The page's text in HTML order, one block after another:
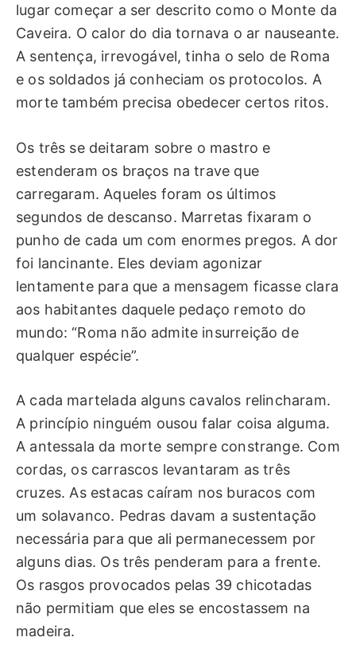
lugar começar a ser descrito como o Monte da
Caveira. O calor do dia tornava o ar nauseante.
A sentença, irrevogável, tinha o selo de Roma
e os soldados já conheciam os protocolos. A
morte também precisa obedecer certos ritos.
Os três se deitaram sobre o mastro e
estenderam os braços na trave que
carregaram. Aqueles foram os últimos
segundos de descanso. Marretas fixaram o
punho de cada um com enormes pregos. A dor
foi lancinante. Eles deviam agonizar
lentamente para que a mensagem ficasse clara
aos habitantes daquele pedaço remoto do
mundo: “Roma não admite insurreição de
qualquer espécie”.
A cada martelada alguns cavalos relincharam.
A princípio ninguém ousou falar coisa alguma.
A antessala da morte sempre constrange. Com
cordas, os carrascos levantaram as três
cruzes. As estacas caíram nos buracos com
um solavanco. Pedras davam a sustentação
necessária para que ali permanecessem por
alguns dias. Os três penderam para a frente.
Os rasgos provocados pelas 39 chicotadas
não permitiam que eles se encostassem na
madeira.